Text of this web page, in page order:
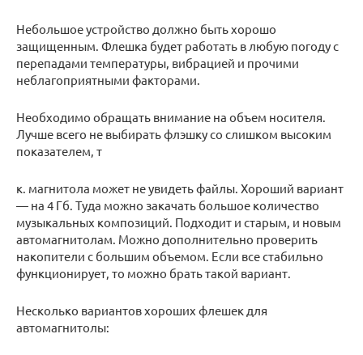
Небольшое устройство должно быть хорошо
защищенным. Флешка будет работать в любую погоду с
перепадами температуры, вибрацией и прочими
неблагоприятными факторами.
Необходимо обращать внимание на объем носителя.
Лучше всего не выбирать флэшку со слишком высоким
показателем, т
к. магнитола может не увидеть файлы. Хороший вариант
— на 4 Гб. Туда можно закачать большое количество
музыкальных композиций. Подходит и старым, и новым
автомагнитолам. Можно дополнительно проверить
накопители с большим объемом. Если все стабильно
функционирует, то можно брать такой вариант.
Несколько вариантов хороших флешек для
автомагнитолы: